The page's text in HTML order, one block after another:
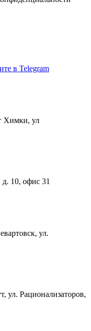
в Telegram
Химки, ул
10, офис 31
ул.
ул. Рационализаторов,